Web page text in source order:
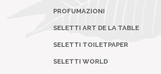
PROFUMAZIONI
SELETTI ART DE LA TABLE
SELETTI TOILETPAPER
SELETTI WORLD